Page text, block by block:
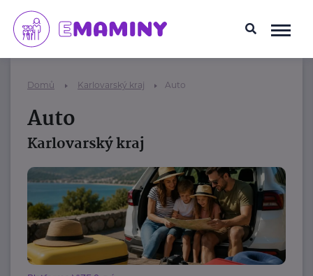
Domů Karlovarský kraj Auto
Auto
Karlovarský kraj